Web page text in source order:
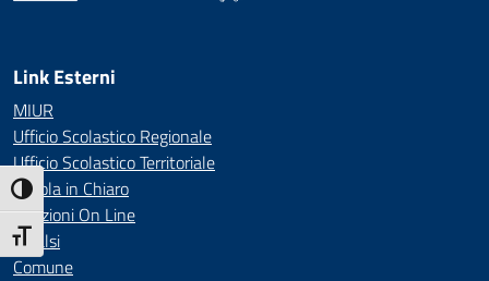
Attiva/disattiva alto contrasto
Attiva/disattiva dimensione testo
Link Esterni
MIUR
Ufficio Scolastico Regionale
Ufficio Scolastico Territoriale
Scuola in Chiaro
Iscrizioni On Line
Invalsi
Comune